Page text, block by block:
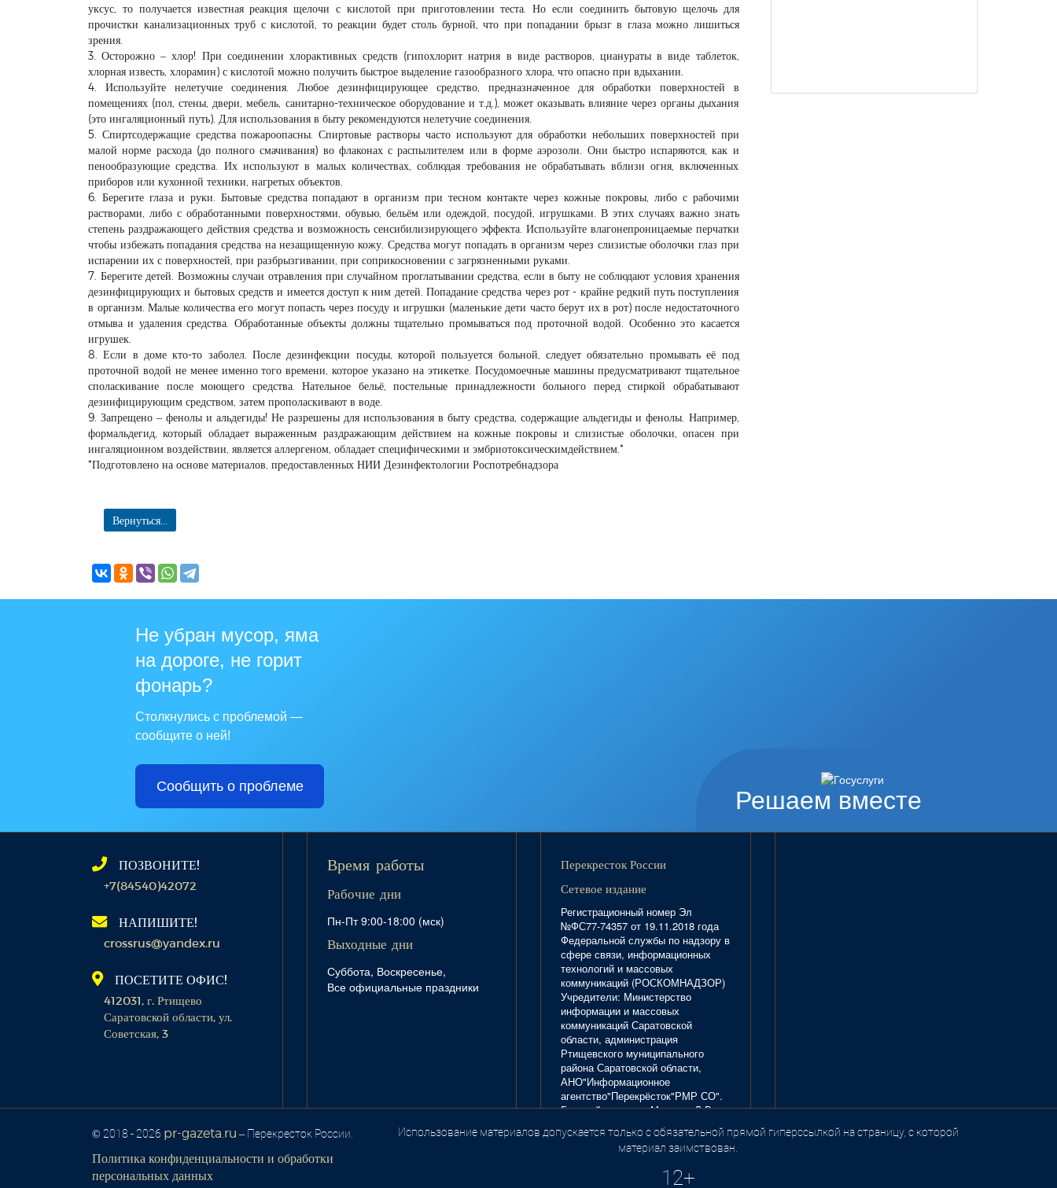
уксус, то получается известная реакция щелочи с кислотой при приготовлении теста. Но если соединить бытовую щелочь для
прочистки канализационных труб с кислотой, то реакции будет столь бурной, что при попадании брызг в глаза можно лишиться
зрения.
3. Осторожно – хлор! При соединении хлорактивных средств (гипохлорит натрия в виде растворов, цианураты в виде таблеток,
хлорная известь, хлорамин) с кислотой можно получить быстрое выделение газообразного хлора, что опасно при вдыхании.
4. Используйте нелетучие соединения. Любое дезинфицирующее средство, предназначенное для обработки поверхностей в
помещениях (пол, стены, двери, мебель, санитарно-техническое оборудование и т.д.), может оказывать влияние через органы дыхания
(это ингаляционный путь). Для использования в быту рекомендуются нелетучие соединения.
5. Спиртсодержащие средства пожароопасны. Спиртовые растворы часто используют для обработки небольших поверхностей при
малой норме расхода (до полного смачивания) во флаконах с распылителем или в форме аэрозоли. Они быстро испаряются, как и
пенообразующие средства. Их используют в малых количествах, соблюдая требования не обрабатывать вблизи огня, включенных
приборов или кухонной техники, нагретых объектов.
6. Берегите глаза и руки. Бытовые средства попадают в организм при тесном контакте через кожные покровы, либо с рабочими
растворами, либо с обработанными поверхностями, обувью, бельём или одеждой, посудой, игрушками. В этих случаях важно знать
степень раздражающего действия средства и возможность сенсибилизирующего эффекта. Используйте влагонепроницаемые перчатки
чтобы избежать попадания средства на незащищенную кожу. Средства могут попадать в организм через слизистые оболочки глаз при
испарении их с поверхностей, при разбрызгивании, при соприкосновении с загрязненными руками.
7. Берегите детей. Возможны случаи отравления при случайном проглатывании средства, если в быту не соблюдают условия хранения
дезинфицирующих и бытовых средств и имеется доступ к ним детей. Попадание средства через рот - крайне редкий путь поступления
в организм. Малые количества его могут попасть через посуду и игрушки (маленькие дети часто берут их в рот) после недостаточного
отмыва и удаления средства. Обработанные объекты должны тщательно промываться под проточной водой. Особенно это касается
игрушек.
8. Если в доме кто-то заболел. После дезинфекции посуды, которой пользуется больной, следует обязательно промывать её под
проточной водой не менее именно того времени, которое указано на этикетке. Посудомоечные машины предусматривают тщательное
споласкивание после моющего средства. Нательное бельё, постельные принадлежности больного перед стиркой обрабатывают
дезинфицирующим средством, затем прополаскивают в воде.
9. Запрещено – фенолы и альдегиды! Не разрешены для использования в быту средства, содержащие альдегиды и фенолы. Например,
формальдегид, который обладает выраженным раздражающим действием на кожные покровы и слизистые оболочки, опасен при
ингаляционном воздействии, является аллергеном, обладает специфическими и эмбриотоксическимдействием.*
*Подготовлено на основе материалов, предоставленных НИИ Дезинфектологии Роспотребнадзора
Вернуться...
Решаем вместе
Не убран мусор, яма
на дороге, не горит
фонарь?
Столкнулись с проблемой —
сообщите о ней!
Сообщить о проблеме
ПОЗВОНИТЕ!
+7(84540)42072
НАПИШИТЕ!
crossrus@yandex.ru
ПОСЕТИТЕ ОФИС!
412031, г. Ртищево
Саратовской области, ул.
Советская, 3
Время работы
Рабочие дни
Пн-Пт 9:00-18:00 (мск)
Выходные дни
Суббота, Воскресенье,
Все официальные праздники
Перекресток России
Сетевое издание
Регистрационный номер Эл
№ФС77-74357 от 19.11.2018 года
Федеральной службы по надзору в
сфере связи, информационных
технологий и массовых
коммуникаций (РОСКОМНАДЗОР)
Учредители: Министерство
информации и массовых
коммуникаций Саратовской
области, администрация
Ртищевского муниципального
района Саратовской области,
АНО"Информационное
агентство"Перекрёсток"РМР СО".
Главный редактор Маркова Л.В.
Тел. 8(84540)4-20-72; отдел
рекламы - 4-29-10.
© 2018 - 2026 pr-gazeta.ru – Перекресток России.
Политика конфиденциальности и обработки
персональных данных
Использование материалов допускается только с обязательной прямой гиперссылкой на страницу, с которой
материал заимствован.
12+